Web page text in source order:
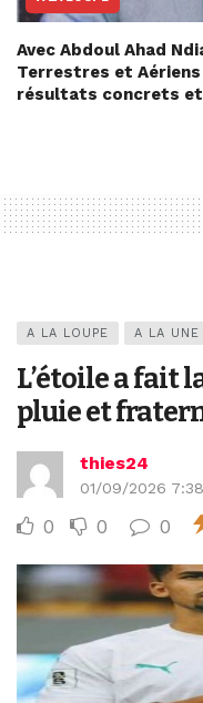
Avec Abdoul Ahad
Terrestres et Aériens
résultats concrets
A LA LOUPE A LA UNE
L’étoile a fait
pluie et
thies24
01/09/2026
0 0 0